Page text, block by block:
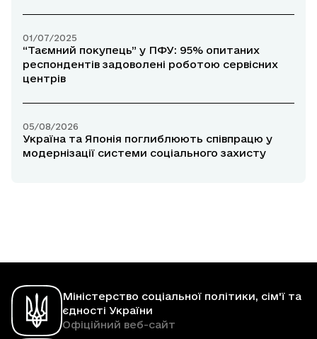
01/07/2025
“Таємний покупець” у ПФУ: 95% опитаних
респондентів задоволені роботою сервісних
центрів
05/08/2026
Україна та Японія поглиблюють співпрацю у
модернізації системи соціального захисту
Міністерство соціальної політики, сім'ї та
єдності України
Офіційний веб-сайт